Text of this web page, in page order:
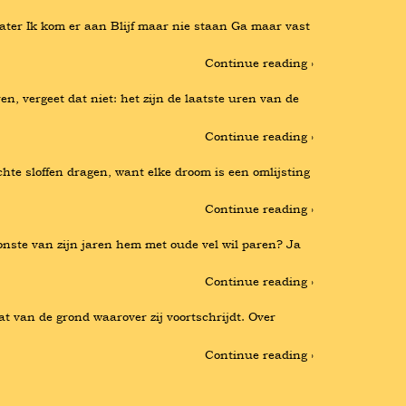
Ik kom er aan Blijf maar nie staan Ga maar vast
Continue reading ›
vergeet dat niet: het zijn de laatste uren van de
Continue reading ›
sloffen dragen, want elke droom is een omlijsting
Continue reading ›
van zijn jaren hem met oude vel wil paren? Ja
Continue reading ›
van de grond waarover zij voortschrijdt. Over
Continue reading ›